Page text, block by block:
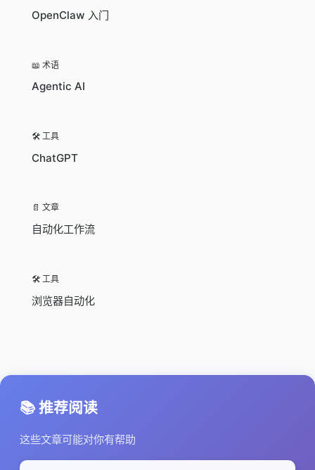
OpenClaw 入门
📖 术语
Agentic AI
🛠️ 工具
ChatGPT
📄 文章
自动化工作流
🛠️ 工具
浏览器自动化
📚 推荐阅读
这些文章可能对你有帮助